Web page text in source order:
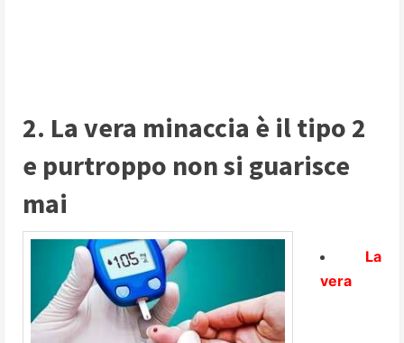
2. La vera minaccia è il tipo 2
e purtroppo non si guarisce
mai
La
vera